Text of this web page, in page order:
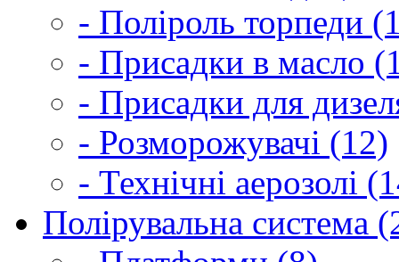
- Поліроль торпеди
- Присадки в масло
- Присадки для
- Розморожувачі (12)
- Технічні аерозолі
Полірувальна система